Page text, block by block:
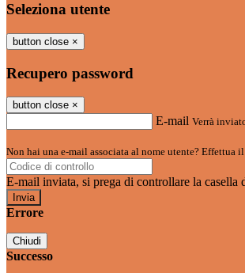
Seleziona utente
button close ×
Recupero password
button close ×
E-mail Verrà
Non hai una e-mail associata al nome utente? Effettua
E-mail inviata, si prega di controllare la casella
Errore
Chiudi
Successo